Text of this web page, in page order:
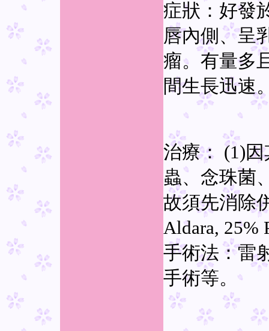
症狀：好發
唇內側、呈
瘤。有量多
間生長迅速
治療： (1)
蟲、念珠菌
故須先消除
Aldara, 25%
手術法：雷
手術等。